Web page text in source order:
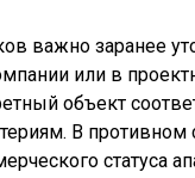
важно заранее
или в
объект
В противном
статуса